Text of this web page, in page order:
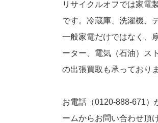
リサイクルオフでは家電
です。冷蔵庫、洗濯機、
一般家電だけではなく、
ーター、電気（石油）ス
の出張買取も承っておりま
お電話（0120-888-671）
ームからお問い合わせ頂